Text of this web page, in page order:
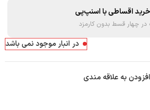
اقساطی با اسنپ‌پی
در چهار قسط بدون کارمزد
در انبار موجود نمی باشد
افزودن به علاقه مندی